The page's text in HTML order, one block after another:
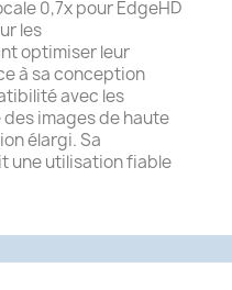
0,7x pour EdgeHD
les
optimiser leur
à sa conception
avec les
images de haute
élargi.Sa
une utilisation fiable